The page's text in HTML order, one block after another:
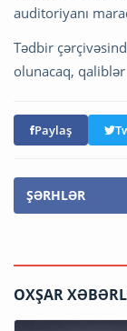
auditoriyanı
Tədbir
olunacaq, qaliblər
Paylaş
ŞƏRHLƏR
OXŞAR